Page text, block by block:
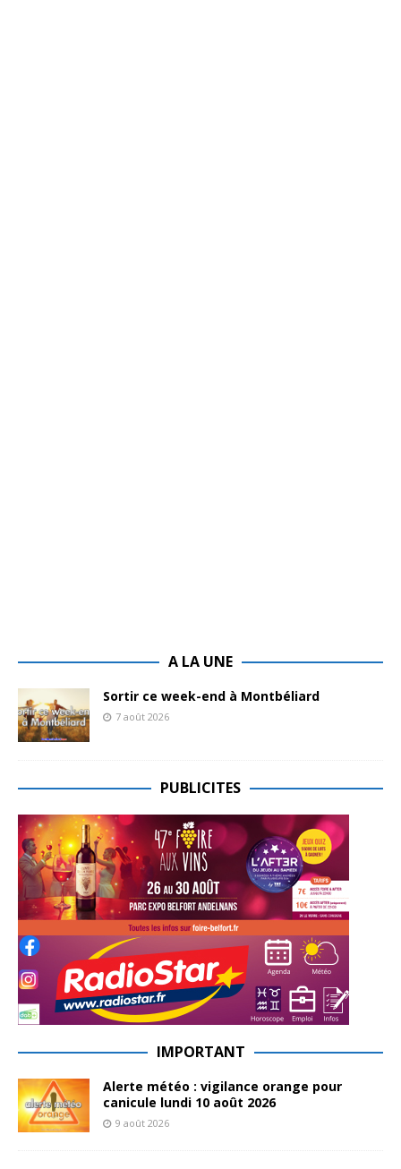
A LA UNE
Sortir ce week-end à Montbéliard
7 août 2026
PUBLICITES
IMPORTANT
Alerte météo : vigilance orange pour
canicule lundi 10 août 2026
9 août 2026